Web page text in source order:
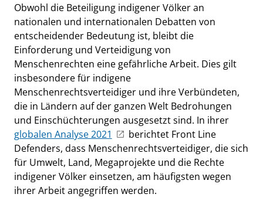
Obwohl die Beteiligung indigener Völker an
nationalen und internationalen Debatten von
entscheidender Bedeutung ist, bleibt die
Einforderung und Verteidigung von
Menschenrechten eine gefährliche Arbeit. Dies gilt
insbesondere für indigene
Menschenrechtsverteidiger und ihre Verbündeten,
die in Ländern auf der ganzen Welt Bedrohungen
und Einschüchterungen ausgesetzt sind. In ihrer
globalen Analyse 2021
berichtet Front Line
Defenders, dass Menschenrechtsverteidiger, die sich
für Umwelt, Land, Megaprojekte und die Rechte
indigener Völker einsetzen, am häufigsten wegen
ihrer Arbeit angegriffen werden.